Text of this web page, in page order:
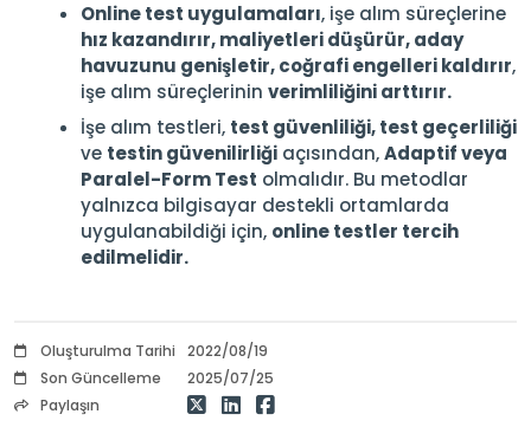
Online test uygulamaları, işe alım süreçlerine
hız kazandırır, maliyetleri düşürür, aday
havuzunu genişletir, coğrafi engelleri kaldırır,
işe alım süreçlerinin verimliliğini arttırır.
İşe alım testleri, test güvenliliği, test geçerliliği
ve testin güvenilirliği açısından,Adaptif veya
Paralel-Form Test olmalıdır. Bu metodlar
yalnızca bilgisayar destekli ortamlarda
uygulanabildiği için, online testler tercih
edilmelidir.
Oluşturulma Tarihi
2022/08/19
Son Güncelleme
2025/07/25
Paylaşın